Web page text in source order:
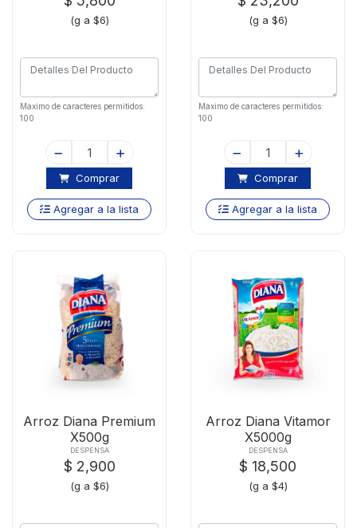
(g a $6)
Maximo de caracteres permitidos:
100
Comprar
Agregar a la lista
(g a $6)
Maximo de caracteres permitidos:
100
Comprar
Agregar a la lista
Arroz Diana Premium
X500g
DESPENSA
$ 2,900
(g a $6)
Arroz Diana Vitamor
X5000g
DESPENSA
$ 18,500
(g a $4)